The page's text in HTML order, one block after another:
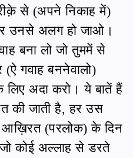
से (अपने निकाह में)
उनसे अलग हो जाओ।
बना लो जो तुममें से
गवाह बननेवालो)
लिए अदा करो। ये बातें हैं
की जाती है, हर उस
आख़िरत (परलोक) के दिन
कोई अल्लाह से डरते